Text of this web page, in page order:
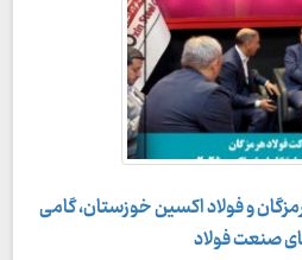
و فولاد اکسین خوزستان، گامی
صنعت فولاد